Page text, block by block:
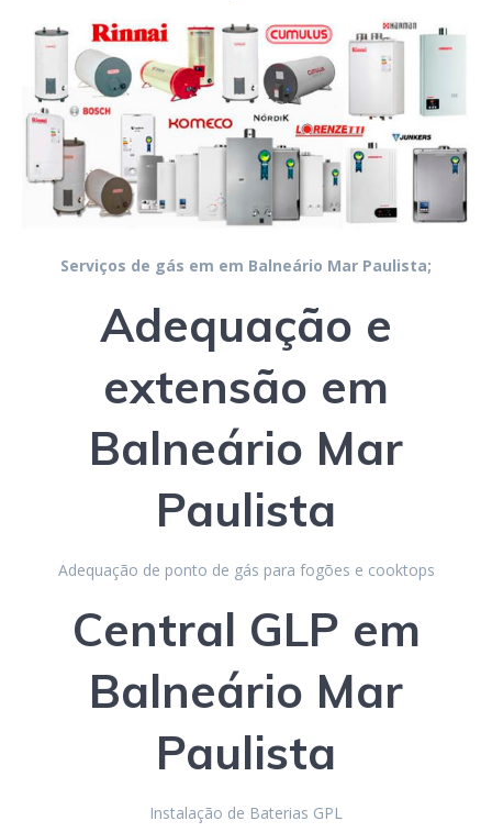
Serviços de gás em em Balneário Mar Paulista;
Adequação e
extensão em
Balneário Mar
Paulista
Adequação de ponto de gás para fogões e cooktops
Central GLP em
Balneário Mar
Paulista
Instalação de Baterias GPL